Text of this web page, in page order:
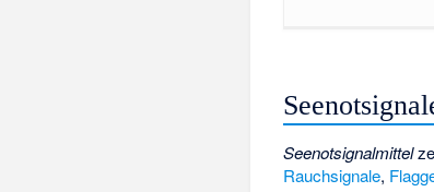
Seenotsignalmittel
Rauchsignale,